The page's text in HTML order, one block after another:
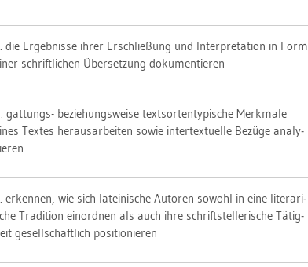
die Er­geb­nis­se ihrer Er­schlie­ßung und In­ter­pre­ta­ti­on in Form
schrift­li­chen Über­set­zung do­ku­men­tie­ren
gat­tungs- be­zie­hungs­wei­se text­sort­en­ty­pi­sche Merk­ma­le
Tex­tes her­aus­ar­bei­ten sowie in­ter­tex­tu­el­le Be­zü­ge ana­ly­
er­ken­nen, wie sich la­tei­ni­sche Au­to­ren so­wohl in eine li­te­ra­ri­
Tra­di­ti­on ein­ord­nen als auch ihre schrift­stel­le­ri­sche Tä­tig­
ge­sell­schaft­lich po­si­tio­nie­ren